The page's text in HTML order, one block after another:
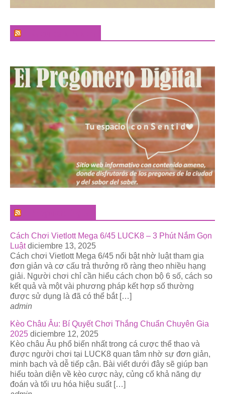
Cách Chơi Vietlott Mega 6/45 LUCK8 – 3 Phút Nắm Gọn
Luật diciembre 13, 2025
Cách chơi Vietlott Mega 6/45 nổi bật nhờ luật tham gia
đơn giản và cơ cấu trả thưởng rõ ràng theo nhiều hạng
giải. Người chơi chỉ cần hiểu cách chọn bộ 6 số, cách so
kết quả và một vài phương pháp kết hợp số thường
được sử dụng là đã có thể bắt […]
admin
Kèo Châu Âu: Bí Quyết Chơi Thắng Chuẩn Chuyên Gia
2025 diciembre 12, 2025
Kèo châu Âu phổ biến nhất trong cá cược thể thao và
được người chơi tại LUCK8 quan tâm nhờ sự đơn giản,
minh bạch và dễ tiếp cận. Bài viết dưới đây sẽ giúp bạn
hiểu toàn diện về kèo cược này, củng cố khả năng dự
đoán và tối ưu hóa hiệu suất […]